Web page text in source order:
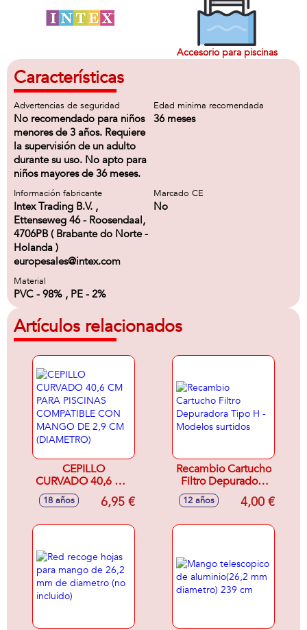
Accesorio para piscinas
Características
Advertencias de seguridad
No recomendado para niños
menores de 3 años. Requiere
la supervisión de un adulto
durante su uso. No apto para
niños mayores de 36 meses.
Edad minima recomendada
36 meses
Información fabricante
Intex Trading B.V. ,
Ettenseweg 46 - Roosendaal,
4706PB ( Brabante do Norte -
Holanda )
europesales@intex.com
Marcado CE
No
Material
PVC - 98% , PE - 2%
Artículos relacionados
CEPILLO
CURVADO 40,6 CM
PARA PISCINAS
COMPATIBLE CON
18 años 6,95 €
Recambio Cartucho
Filtro Depuradora
Tipo H - Modelos
surtidos
12 años 4,00 €